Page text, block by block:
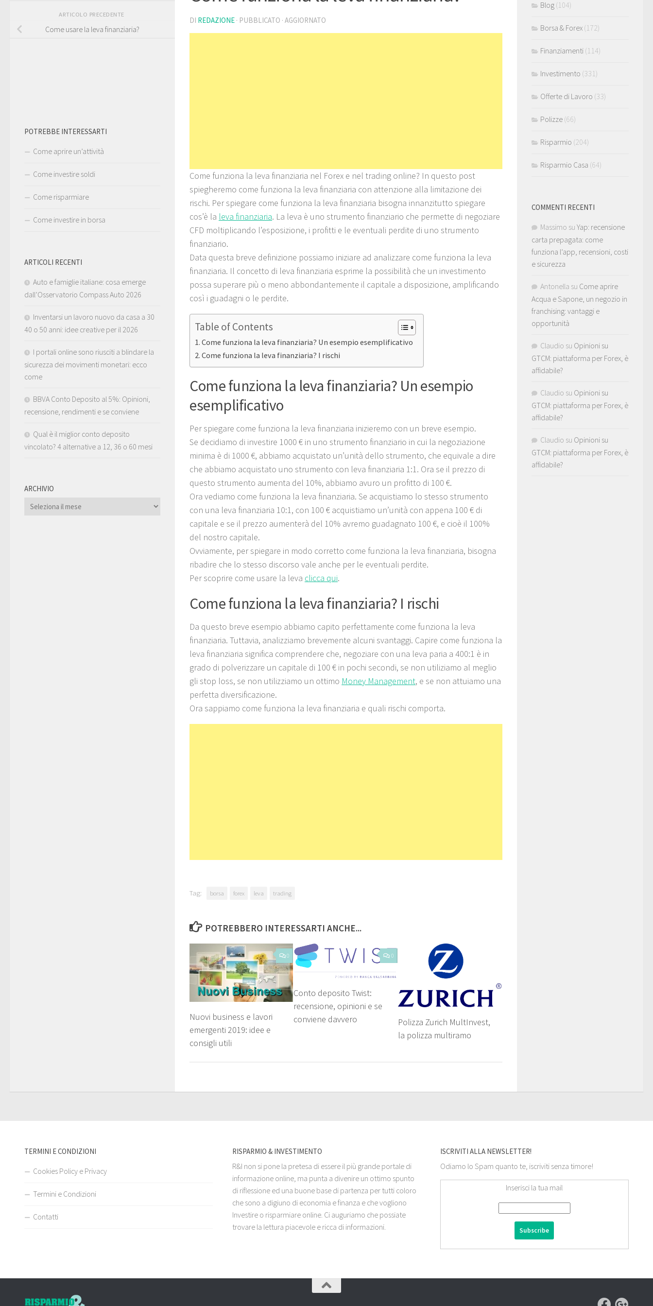
DI REDAZIONE · PUBBLICATO · AGGIORNATO
Come funziona la leva finanziaria nel Forex e nel trading online? In questo post
spiegheremo come funziona la leva finanziaria con attenzione alla limitazione dei
rischi. Per spiegare come funziona la leva finanziaria bisogna innanzitutto spiegare
cos’è la leva finanziaria. La leva è uno strumento finanziario che permette di negoziare
CFD moltiplicando l’esposizione, i profitti e le eventuali perdite di uno strumento
finanziario.
Data questa breve definizione possiamo iniziare ad analizzare come funziona la leva
finanziaria. Il concetto di leva finanziaria esprime la possibilità che un investimento
possa superare più o meno abbondantemente il capitale a disposizione, amplificando
così i guadagni o le perdite.
Table of Contents
Come funziona la leva finanziaria? Un esempio esemplificativo
Come funziona la leva finanziaria? I rischi
Come funziona la leva finanziaria? Un esempio
esemplificativo
Per spiegare come funziona la leva finanziaria inizieremo con un breve esempio.
Se decidiamo di investire 1000 € in uno strumento finanziario in cui la negoziazione
minima è di 1000 €, abbiamo acquistato un’unità dello strumento, che equivale a dire
che abbiamo acquistato uno strumento con leva finanziaria 1:1. Ora se il prezzo di
questo strumento aumenta del 10%, abbiamo avuro un profitto di 100 €.
Ora vediamo come funziona la leva finanziaria. Se acquistiamo lo stesso strumento
con una leva finanziaria 10:1, con 100 € acquistiamo un’unità con appena 100 € di
capitale e se il prezzo aumenterà del 10% avremo guadagnato 100 €, e cioè il 100%
del nostro capitale.
Ovviamente, per spiegare in modo corretto come funziona la leva finanziaria, bisogna
ribadire che lo stesso discorso vale anche per le eventuali perdite.
Per scoprire come usare la leva clicca qui.
Come funziona la leva finanziaria? I rischi
Da questo breve esempio abbiamo capito perfettamente come funziona la leva
finanziaria. Tuttavia, analizziamo brevemente alcuni svantaggi. Capire come funziona la
leva finanziaria significa comprendere che, negoziare con una leva paria a 400:1 è in
grado di polverizzare un capitale di 100 € in pochi secondi, se non utiliziamo al meglio
gli stop loss, se non utilizziamo un ottimo Money Management, e se non attuiamo una
perfetta diversificazione.
Ora sappiamo come funziona la leva finanziaria e quali rischi comporta.
Tag: borsa forex leva trading
POTREBBERO INTERESSARTI ANCHE...
0
Nuovi business e lavori
emergenti 2019: idee e
consigli utili
0
Conto deposito Twist:
recensione, opinioni e se
conviene davvero
Polizza Zurich MultInvest,
la polizza multiramo
ARTICOLO PRECEDENTE
Come usare la leva finanziaria?
POTREBBE INTERESSARTI
Come aprire un’attività
Come investire soldi
Come risparmiare
Come investire in borsa
ARTICOLI RECENTI
Auto e famiglie italiane: cosa emerge
dall’Osservatorio Compass Auto 2026
Inventarsi un lavoro nuovo da casa a 30
40 o 50 anni: idee creative per il 2026
I portali online sono riusciti a blindare la
sicurezza dei movimenti monetari: ecco
come
BBVA Conto Deposito al 5%: Opinioni,
recensione, rendimenti e se conviene
Qual è il miglior conto deposito
vincolato? 4 alternative a 12, 36 o 60 mesi
ARCHIVIO
ARCHIVIO
Blog (104)
Borsa & Forex (172)
Finanziamenti (114)
Investimento (331)
Offerte di Lavoro (33)
Polizze (66)
Risparmio (204)
Risparmio Casa (64)
COMMENTI RECENTI
Massimo su Yap: recensione
carta prepagata: come
funziona l’app, recensioni, costi
e sicurezza
Antonella su Come aprire
Acqua e Sapone, un negozio in
franchising: vantaggi e
opportunità
Claudio su Opinioni su
GTCM: piattaforma per Forex, è
affidabile?
Claudio su Opinioni su
GTCM: piattaforma per Forex, è
affidabile?
Claudio su Opinioni su
GTCM: piattaforma per Forex, è
affidabile?
TERMINI E CONDIZIONI
Cookies Policy e Privacy
Termini e Condizioni
Contatti
RISPARMIO & INVESTIMENTO
R&I non si pone la pretesa di essere il più grande portale di
informazione online, ma punta a divenire un ottimo spunto
di riflessione ed una buone base di partenza per tutti coloro
che sono a digiuno di economia e finanza e che vogliono
Investire o risparmiare online. Ci auguriamo che possiate
trovare la lettura piacevole e ricca di informazioni.
ISCRIVITI ALLA NEWSLETTER!
Odiamo lo Spam quanto te, iscriviti senza timore!
Inserisci la tua mail